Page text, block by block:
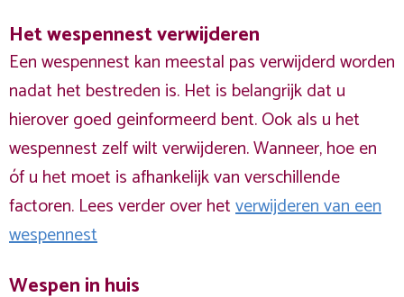
Het wespennest verwijderen
Een wespennest kan meestal pas verwijderd worden
nadat het bestreden is. Het is belangrijk dat u
hierover goed geinformeerd bent. Ook als u het
wespennest zelf wilt verwijderen. Wanneer, hoe en
óf u het moet is afhankelijk van verschillende
factoren. Lees verder over hetverwijderen van een
wespennest
Wespen in huis